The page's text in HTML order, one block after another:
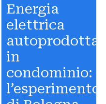
Energia
elettrica
autoprodotta
in
condominio:
l’esperimento